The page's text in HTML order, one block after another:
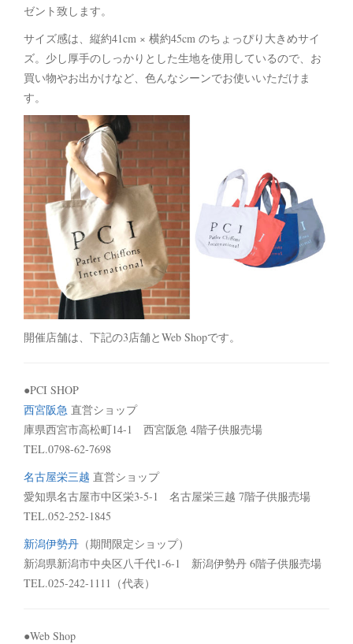
ゼント致します。
サイズ感は、縦約41cm × 横約45cm のちょっぴり大きめサイ
ズ。少し厚手のしっかりとした生地を使用しているので、お
買い物やお出かけなど、色んなシーンでお使いいただけま
す。
開催店舗は、下記の3店舗とWeb Shopです。
●PCI SHOP
西宮阪急 直営ショップ
庫県西宮市高松町14-1 西宮阪急 4階子供服売場
TEL.0798-62-7698
名古屋栄三越 直営ショップ
愛知県名古屋市中区栄3-5-1 名古屋栄三越 7階子供服売場
TEL.052-252-1845
新潟伊勢丹 （期間限定ショップ）
新潟県新潟市中央区八千代1-6-1 新潟伊勢丹 6階子供服売場
TEL.025-242-1111（代表）
●Web Shop